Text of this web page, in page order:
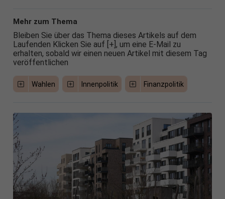
Mehr zum Thema
Bleiben Sie über das Thema dieses Artikels auf dem
Laufenden Klicken Sie auf [+], um eine E-Mail zu
erhalten, sobald wir einen neuen Artikel mit diesem Tag
veröffentlichen
Wahlen Innenpolitik Finanzpolitik